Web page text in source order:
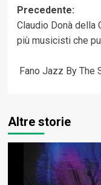
articolo
Precedente:
Claudio Donà della
più musicisti che
Fano Jazz By The
Altre storie